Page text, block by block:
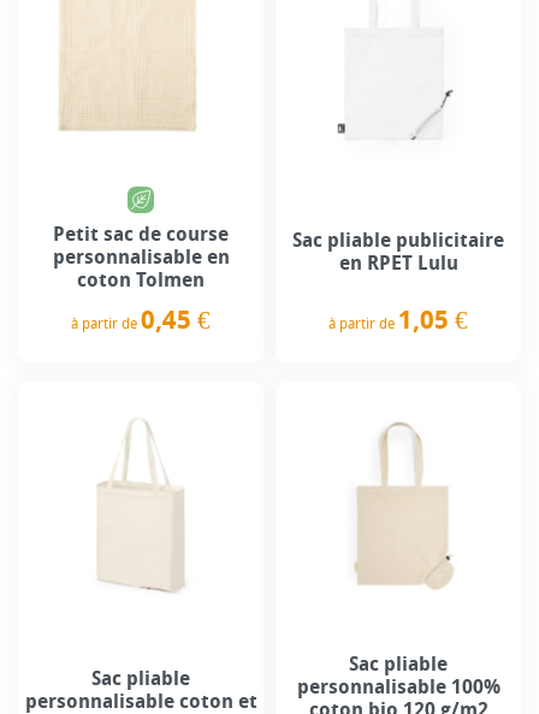
Petit sac de course
personnalisable en
coton Tolmen
à partir de 0,45 €
Sac pliable publicitaire
en RPET Lulu
à partir de 1,05 €
Sac pliable
personnalisable coton et
Sac pliable
personnalisable 100%